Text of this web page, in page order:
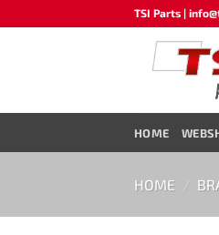
naar
TSI Parts |
HOME
HOME /